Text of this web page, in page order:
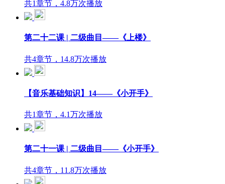
共1章节，4.8万次播放
第二十二课 | 二级曲目——《上楼》
共4章节，14.8万次播放
【音乐基础知识】14——《小开手》
共1章节，4.1万次播放
第二十一课 | 二级曲目——《小开手》
共4章节，11.8万次播放